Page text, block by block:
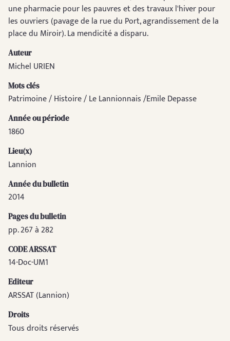
une pharmacie pour les pauvres et des travaux l'hiver pour
les ouvriers (pavage de la rue du Port, agrandissement de la
place du Miroir). La mendicité a disparu.
Auteur
Michel URIEN
Mots clés
Patrimoine / Histoire / Le Lannionnais /Emile Depasse
Année ou période
1860
Lieu(x)
Lannion
Année du bulletin
2014
Pages du bulletin
pp. 267 à 282
CODE ARSSAT
14-Doc-UM1
Editeur
ARSSAT (Lannion)
Droits
Tous droits réservés